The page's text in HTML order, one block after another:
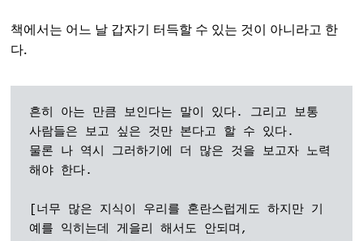
책에서는 어느 날 갑자기 터득할 수 있는 것이 아니라고 한
다.
흔히 아는 만큼 보인다는 말이 있다. 그리고 보통
사람들은 보고 싶은 것만 본다고 할 수 있다.
물론 나 역시 그러하기에 더 많은 것을 보고자 노력
해야 한다.
[너무 많은 지식이 우리를 혼란스럽게도 하지만 기
예를 익히는데 게을리 해서도 안되며,